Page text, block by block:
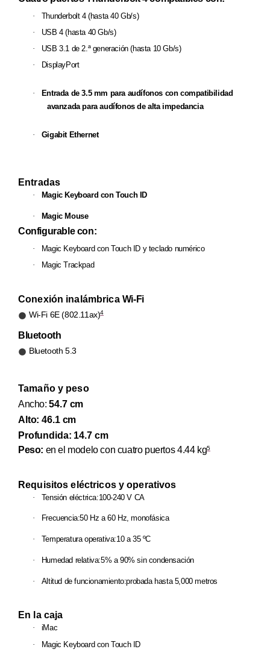
·
Thunderbolt 4 (hasta 40 Gb/s)
·
USB 4 (hasta 40 Gb/s)
·
USB 3.1 de 2.ª generación (hasta 10 Gb/s)
·
DisplayPort
·
Entrada de 3.5 mm para audífonos con compatibilidad
avanzada para audífonos de alta impedancia
· Gigabit Ethernet
Entradas
· Magic Keyboard con Touch ID
· Magic Mouse
Configurable con:
·
Magic Keyboard con Touch ID y teclado numérico
·
Magic Trackpad
Conexión inalámbrica Wi-Fi
Wi-Fi 6E (802.11ax)4
Bluetooth
Bluetooth 5.3
Tamaño y peso
Ancho:54.7 cm
Alto: 46.1 cm
Profundida: 14.7 cm
Peso: en el modelo con cuatro puertos 4.44 kg5
Requisitos eléctricos y operativos
· Tensión eléctrica:100-240 V CA
· Frecuencia:50 Hz a 60 Hz, monofásica
· Temperatura operativa:10 a 35 ºC
· Humedad relativa:5% a 90% sin condensación
· Altitud de funcionamiento:probada hasta 5,000 metros
En la caja
·
iMac
·
Magic Keyboard con Touch ID